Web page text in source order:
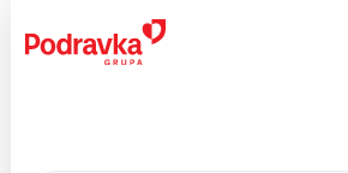
content